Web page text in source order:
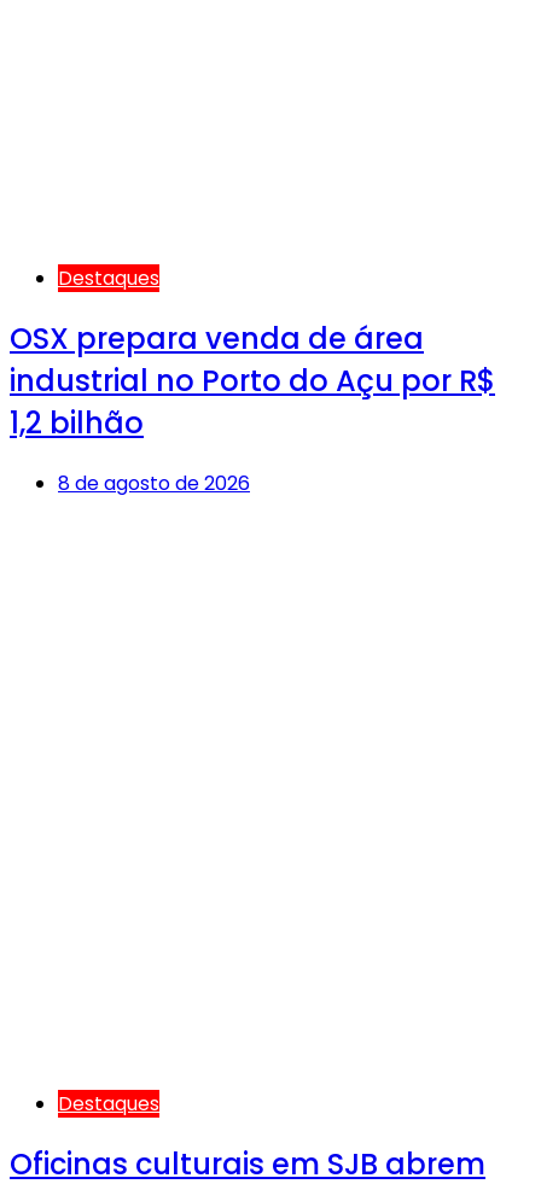
Destaques
OSX prepara venda de área
industrial no Porto do Açu por R$
1,2 bilhão
8 de agosto de 2026
Destaques
Oficinas culturais em SJB abrem